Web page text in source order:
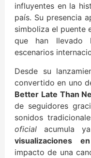
influyentes en la
país. Su presencia
simboliza el puente
que han llevado
escenarios
Desde su
convertido en uno
Better Late Than
de seguidores
sonidos
oficial acumula
visualizaciones
impacto de una